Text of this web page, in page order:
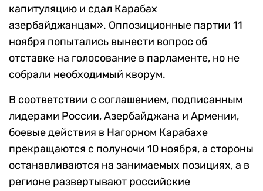
капитуляцию и сдал Карабах
азербайджанцам». Оппозиционные партии 11
ноября попытались вынести вопрос об
отставке на голосование в парламенте, но не
собрали необходимый кворум.
В соответствии с соглашением, подписанным
лидерами России, Азербайджана и Армении,
боевые действия в Нагорном Карабахе
прекращаются с полуночи 10 ноября, а стороны
останавливаются на занимаемых позициях, а в
регионе развертывают российские